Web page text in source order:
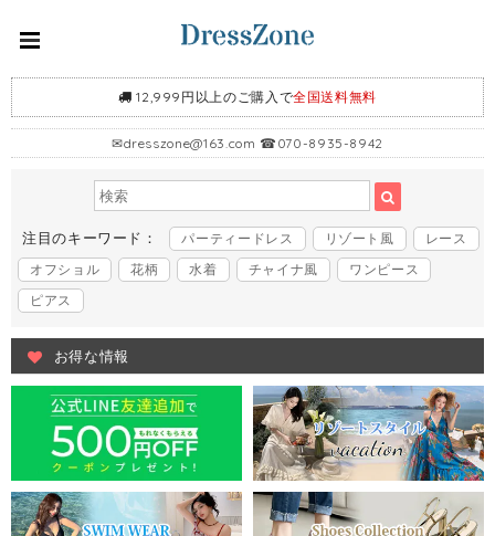
12,999円以上のご購入で全国送料無料
✉dresszone@163.com ☎070-8935-8942
注目のキーワード： パーティードレス リゾート風
レース
オフショル
花柄 水着 チャイナ風
ワンピース
ピアス
お得な情報